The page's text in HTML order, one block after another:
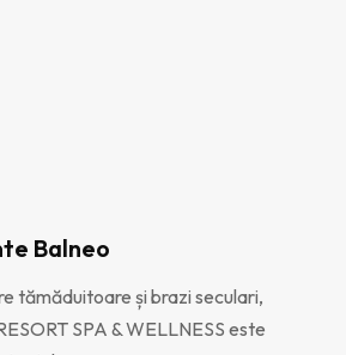
Balneo
tămăduitoare și brazi seculari,
SPA & WELLNESS este